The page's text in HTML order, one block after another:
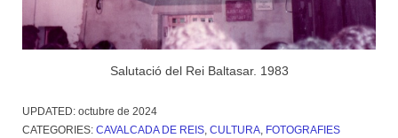
Salutació del Rei Baltasar. 1983
UPDATED: octubre de 2024
CATEGORIES: CAVALCADA DE REIS, CULTURA, FOTOGRAFIES